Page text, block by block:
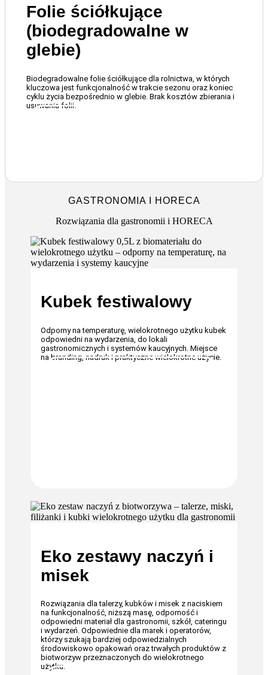
Folie ściółkujące
(biodegradowalne w
glebie)
Biodegradowalne folie ściółkujące dla rolnictwa, w których
kluczowa jest funkcjonalność w trakcie sezonu oraz koniec
cyklu życia bezpośrednio w glebie. Brak kosztów zbierania i
usuwania folii.
GASTRONOMIA I HORECA
Rozwiązania dla gastronomii i HORECA
Kubek festiwalowy
Odporny na temperaturę, wielokrotnego użytku kubek
odpowiedni na wydarzenia, do lokali
gastronomicznych i systemów kaucyjnych. Miejsce
na branding, nadruk i praktyczne wielokrotne użycie.
Eko zestawy naczyń i
misek
Rozwiązania dla talerzy, kubków i misek z naciskiem
na funkcjonalność, niższą masę, odporność i
odpowiedni materiał dla gastronomii, szkół, cateringu
i wydarzeń. Odpowiednie dla marek i operatorów,
którzy szukają bardziej odpowiedzialnych
środowiskowo opakowań oraz trwałych produktów z
biotworzyw przeznaczonych do wielokrotnego
użytku.